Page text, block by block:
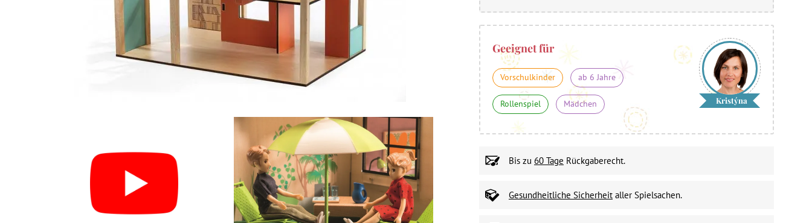
Geeignet für
Vorschulkinder ab 6 Jahre
Rollenspiel Mädchen Kristýna
Bis zu 60 Tage Rückgaberecht.
Gesundheitliche Sicherheit aller Spielsachen.